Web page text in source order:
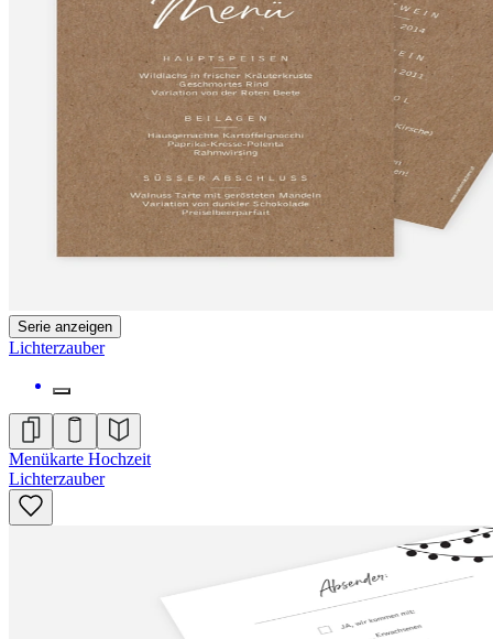
Serie anzeigen
Lichterzauber
Menükarte Hochzeit
Lichterzauber